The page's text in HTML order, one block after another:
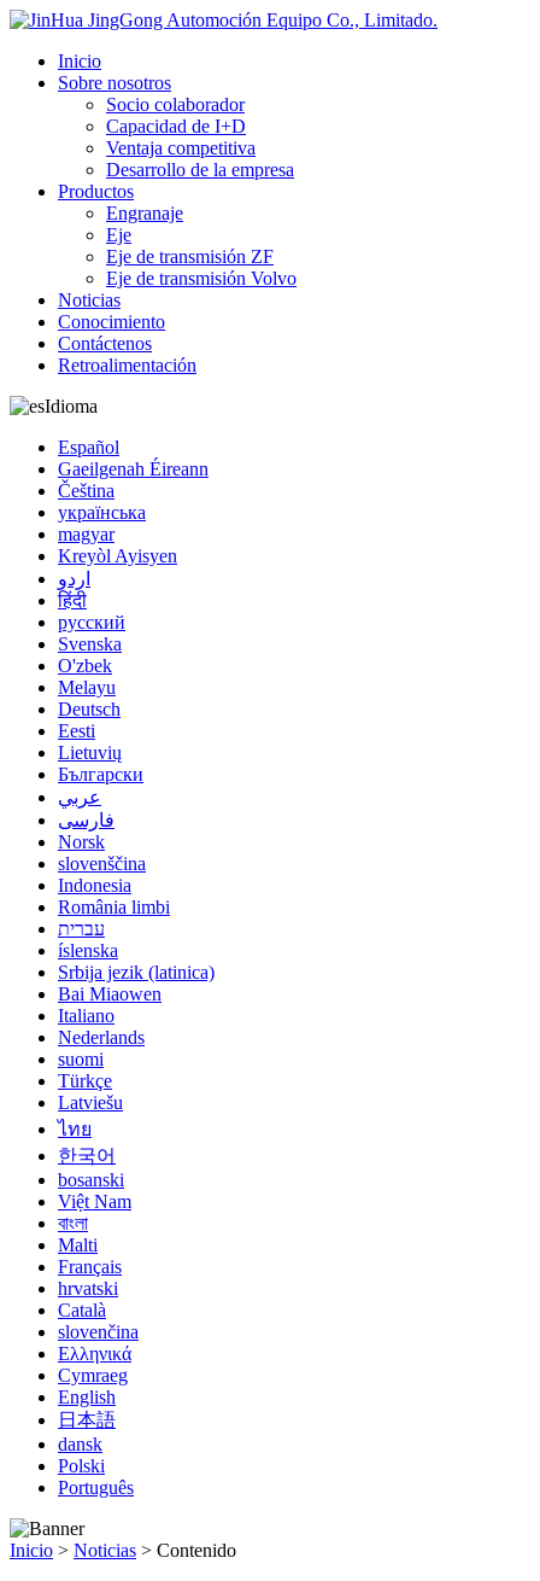
Inicio
Sobre nosotros
Socio colaborador
Capacidad de I+D
Ventaja competitiva
Desarrollo de la empresa
Productos
Engranaje
Eje
Eje de transmisión ZF
Eje de transmisión Volvo
Noticias
Conocimiento
Contáctenos
Retroalimentación
Idioma
Español
Gaeilgenah Éireann
Čeština
українська
magyar
Kreyòl Ayisyen
اردو
हिंदी
русский
Svenska
O'zbek
Melayu
Deutsch
Eesti
Lietuvių
Български
عربي
فارسی
Norsk
slovenščina
Indonesia
România limbi
עברית
íslenska
Srbija jezik (latinica)
Bai Miaowen
Italiano
Nederlands
suomi
Türkçe
Latviešu
ไทย
한국어
bosanski
Việt Nam
বাংলা
Malti
Français
hrvatski
Català
slovenčina
Ελληνικά
Cymraeg
English
日本語
dansk
Polski
Português
Inicio > Noticias > Contenido